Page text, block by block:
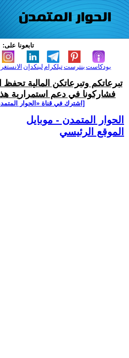
تابعونا على:
لينكدإن تيلكرامبنترست بودكاست
تبرعاتكم وتبرعاتكن المالية تحفظ
فشاركونا في دعم استمرارية
[اشترك في قناة ‫«الحوار
الحوار المتمدن - موبايل
الموقع الرئيسي